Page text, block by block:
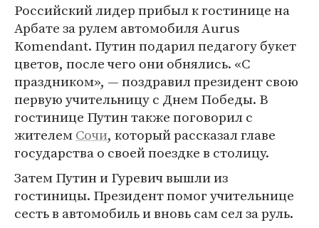
Российский лидер прибыл к гостинице на
Арбате за рулем автомобиля Aurus
Komendant. Путин подарил педагогу букет
цветов, после чего они обнялись. «С
праздником», — поздравил президент свою
первую учительницу с Днем Победы. В
гостинице Путин также поговорил с
жителемСочи, который рассказал главе
государства о своей поездке в столицу.
Затем Путин и Гуревич вышли из
гостиницы. Президент помог учительнице
сесть в автомобиль и вновь сам сел за руль.